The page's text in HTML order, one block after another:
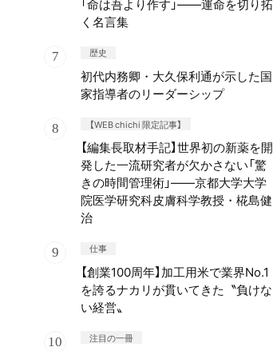
「命は吾より作す」——運命を切り拓
く名言集
歴史
初代内務卿・大久保利通が示した国
家指導者のリーダーシップ
【WEB chichi 限定記事】
【編集長取材手記】世界初の新薬を開
発した一流研究者が欠かさない「驚
きの時間管理術」——京都大学大学
院医学研究科皮膚科学教授・椛島健
治
仕事
【創業100周年】加工用米で業界No.1
を誇るナカリが貫いてきた〝負けな
い経営〟
注目の一冊